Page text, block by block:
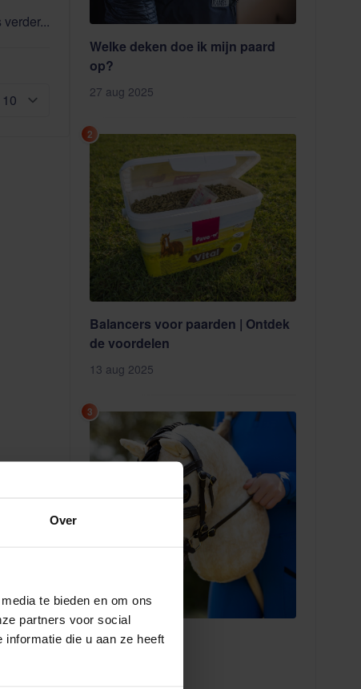
Over
te bieden en om ons
partners voor social
die u aan ze heeft
Welke deken doe ik mijn paard
op?
27 aug 2025
2
Balancers voor paarden | Ontdek
de voordelen
13 aug 2025
3
Hobby Horse
verder...